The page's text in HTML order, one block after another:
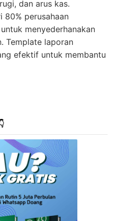
dan arus kas.
80% perusahaan
menyederhanakan
Template laporan
efektif untuk membantu